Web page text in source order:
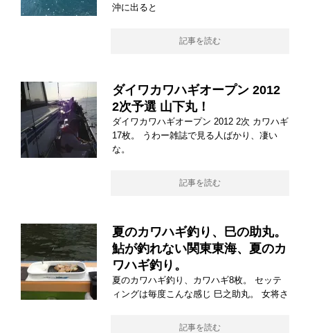
沖に出ると
記事を読む
ダイワカワハギオープン 2012
2次予選 山下丸！
ダイワカワハギオープン 2012 2次 カワハギ
17枚。 うわー雑誌で見る人ばかり、凄い
な。
記事を読む
夏のカワハギ釣り、巳の助丸。
鮎が釣れない関東東海、夏のカ
ワハギ釣り。
夏のカワハギ釣り、カワハギ8枚。 セッテ
ィングは毎度こんな感じ 巳之助丸。 女将さ
記事を読む